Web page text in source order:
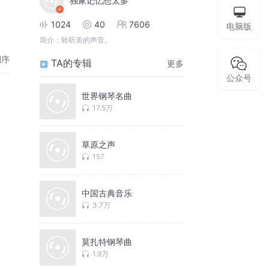
1024 40 7606
简介： 聆听美的声音。
TA的专辑 更多
世界钢琴名曲
17.5万
草原之声
157
中国古典音乐
3.7万
莫扎特钢琴曲
1.9万
电脑版
公众号